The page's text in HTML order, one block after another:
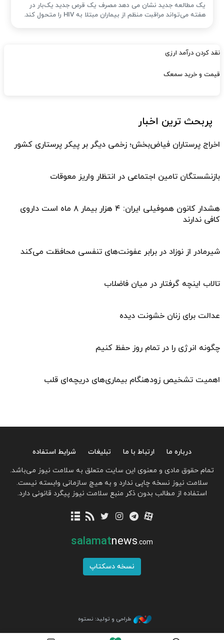
یک مطالعه جدید نشان می دهد مصرف یک قرص جدید یک‌بار در
هفته می‌تواند مراقبت منظم از بیماران مبتلا به HIV را متحول کند.
نقد کردن درآمد ارزی
قیمت و خرید سمعک
پربحث ترین اخبار
اخراج پرستاران فیاض‌بخش؛ زخمی دیگر بر پیکر پرستاری کشور
بازنشستگان تامین اجتماعی در انتظار واریز معوقات
هشدار کانون هموفیلی ایران: ۴ هزار بیمار ۸ ماه است داروی
کافی ندارند
شیرمادر از نوزاد در برابر عفونت‌های تنفسی محافظت می‌کند
تالاب اینچه گرفتار در میان فاضلاب
عدالت برای زنان خشونت دیده
چگونه انرژی را در تمام روز حفظ کنیم
اهمیت تشخیص زودهنگام بیماری‌های دریچه‌ای قلب
درباره ما ارتباط با ما تبلیغات
شرایط استفاده
تمام حقوق مادی و معنوی این سایت متعلق به سلامت نیوز می‌باشد.
سلامت نیوز نسخه چاپی ندارد و به هیچ سازمانی وابسته نیست.
استفاده از مطالب بدون ذکر منبع سلامت نیوز پیگرد قانونی دارد.
salamatnews.com
نسخه دسکتاپ
طراحی و تولید: نستوه